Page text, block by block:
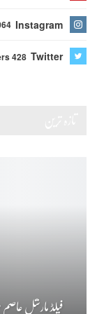
Instagram
Twitter
428
فیلڈ مارشل عاصم